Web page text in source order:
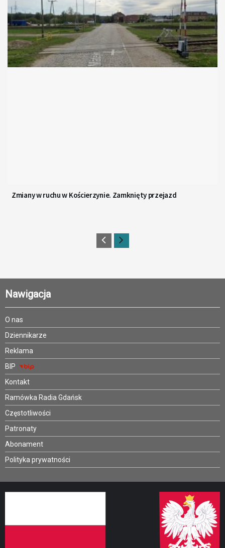
Zmiany w ruchu w Kościerzynie. Zamknięty przejazd
Nawigacja
O nas
Dziennikarze
Reklama
BIP
Kontakt
Ramówka Radia Gdańsk
Częstotliwości
Patronaty
Abonament
Polityka prywatności